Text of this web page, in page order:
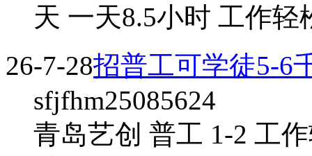
天 一天8.5小时 工作轻
26-7-28招普工可学徒5-6
sfjfhm25085624
青岛艺创 普工 1-2 工